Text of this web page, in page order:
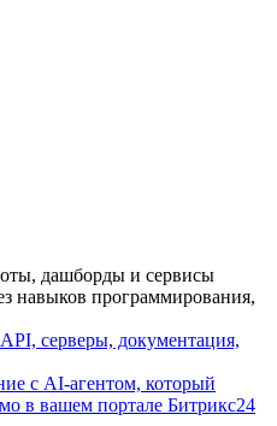
дашборды и сервисы
навыков программирования,
серверы, документация,
с AI-агентом, который
в вашем портале Битрикс24